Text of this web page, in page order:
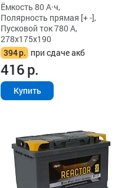
Ёмкость 80 А·ч,
Полярность прямая [+ -],
Пусковой ток 780 А,
278x175x190
394р. при сдаче акб
416р.
Купить